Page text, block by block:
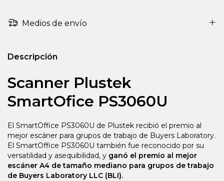
Medios de envío
Descripción
Scanner Plustek
SmartOfice PS3060U
El SmartOffice PS3060U de Plustek recibió el premio al
mejor escáner para grupos de trabajo de Buyers Laboratory.
El SmartOffice PS3060U también fue reconocido por su
versatilidad y asequibilidad, y ganó el premio al mejor
escáner A4 de tamaño mediano para grupos de trabajo
de Buyers Laboratory LLC (BLI).